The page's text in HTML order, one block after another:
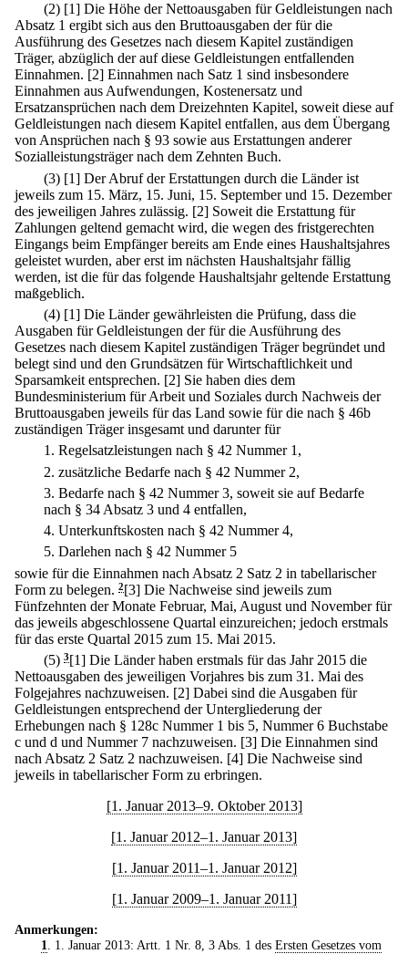
(2) [1] Die Höhe der Nettoausgaben für Geldleistungen nach
Absatz 1 ergibt sich aus den Bruttoausgaben der für die
Ausführung des Gesetzes nach diesem Kapitel zuständigen
Träger, abzüglich der auf diese Geldleistungen entfallenden
Einnahmen. [2] Einnahmen nach Satz 1 sind insbesondere
Einnahmen aus Aufwendungen, Kostenersatz und
Ersatzansprüchen nach dem Dreizehnten Kapitel, soweit diese auf
Geldleistungen nach diesem Kapitel entfallen, aus dem Übergang
von Ansprüchen nach § 93 sowie aus Erstattungen anderer
Sozialleistungsträger nach dem Zehnten Buch.
(3) [1] Der Abruf der Erstattungen durch die Länder ist
jeweils zum 15. März, 15. Juni, 15. September und 15. Dezember
des jeweiligen Jahres zulässig. [2] Soweit die Erstattung für
Zahlungen geltend gemacht wird, die wegen des fristgerechten
Eingangs beim Empfänger bereits am Ende eines Haushaltsjahres
geleistet wurden, aber erst im nächsten Haushaltsjahr fällig
werden, ist die für das folgende Haushaltsjahr geltende Erstattung
maßgeblich.
(4) [1] Die Länder gewährleisten die Prüfung, dass die
Ausgaben für Geldleistungen der für die Ausführung des
Gesetzes nach diesem Kapitel zuständigen Träger begründet und
belegt sind und den Grundsätzen für Wirtschaftlichkeit und
Sparsamkeit entsprechen. [2] Sie haben dies dem
Bundesministerium für Arbeit und Soziales durch Nachweis der
Bruttoausgaben jeweils für das Land sowie für die nach § 46b
zuständigen Träger insgesamt und darunter für
1. Regelsatzleistungen nach § 42 Nummer 1,
2. zusätzliche Bedarfe nach § 42 Nummer 2,
3. Bedarfe nach § 42 Nummer 3, soweit sie auf Bedarfe
nach § 34 Absatz 3 und 4 entfallen,
4. Unterkunftskosten nach § 42 Nummer 4,
5. Darlehen nach § 42 Nummer 5
sowie für die Einnahmen nach Absatz 2 Satz 2 in tabellarischer
Form zu belegen. 2[3] Die Nachweise sind jeweils zum
Fünfzehnten der Monate Februar, Mai, August und November für
das jeweils abgeschlossene Quartal einzureichen; jedoch erstmals
für das erste Quartal 2015 zum 15. Mai 2015.
(5) 3[1] Die Länder haben erstmals für das Jahr 2015 die
Nettoausgaben des jeweiligen Vorjahres bis zum 31. Mai des
Folgejahres nachzuweisen. [2] Dabei sind die Ausgaben für
Geldleistungen entsprechend der Untergliederung der
Erhebungen nach § 128c Nummer 1 bis 5, Nummer 6 Buchstabe
c und d und Nummer 7 nachzuweisen. [3] Die Einnahmen sind
nach Absatz 2 Satz 2 nachzuweisen. [4] Die Nachweise sind
jeweils in tabellarischer Form zu erbringen.
[1. Januar 2013–9. Oktober 2013]
[1. Januar 2012–1. Januar 2013]
[1. Januar 2011–1. Januar 2012]
[1. Januar 2009–1. Januar 2011]
Anmerkungen:
1
. 1. Januar 2013: Artt. 1 Nr. 8, 3 Abs. 1 des Ersten Gesetzes vom